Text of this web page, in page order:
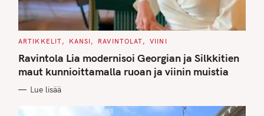
C
T
E
G
O
I
ARTIKKELIT KANSI RAVINTOLAT VIINI
Ravintola Lia modernisoi Georgian ja Silkkitien
maut kunnioittamalla ruoan ja viinin muistia
Lue lisää